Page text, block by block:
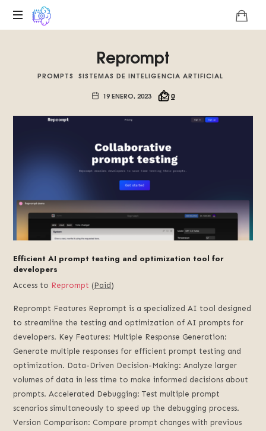
la
del
futuro.
Reprompt
PROMPTS
SISTEMAS DE INTELIGENCIA ARTIFICIAL
19 ENERO, 2023
0
Efficient AI prompt testing and optimization tool for
developers
Access to Reprompt (Paid )
Reprompt Features Reprompt is a specialized AI tool designed
to streamline the testing and optimization of AI prompts for
developers. Key Features: Multiple Response Generation:
Generate multiple responses for efficient prompt testing and
optimization. Data-Driven Decision-Making: Analyze larger
volumes of data in less time to make informed decisions about
prompts. Accelerated Debugging: Test multiple prompt
scenarios simultaneously to speed up the debugging process.
Version Comparison: Compare prompt changes with previous